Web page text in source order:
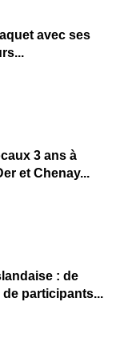
avec ses
3 ans à
et Chenay...
: de
participants...